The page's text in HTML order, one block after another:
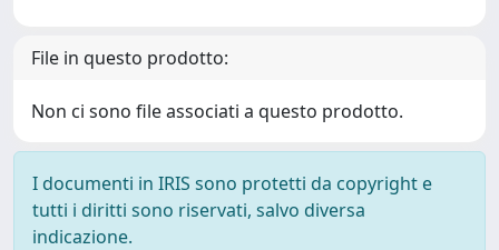
File in questo prodotto:
Non ci sono file associati a questo prodotto.
I documenti in IRIS sono protetti da copyright e
tutti i diritti sono riservati, salvo diversa
indicazione.